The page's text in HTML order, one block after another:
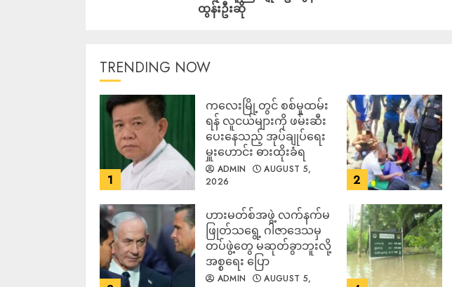
ထွန်းဦးဆို
TRENDING NOW
1
ကလေးမြို့တွင် စစ်မှုထမ်း
ရန် လူငယ်များကို ဖမ်းဆီး
ပေးနေသည့် အုပ်ချုပ်ရေး
မှူးဟောင်း ဓားထိုးခံရ
ADMIN
AUGUST 5,
2026
2
ဟားမတ်စ်အဖွဲ့ လက်နက်မ
ဖြုတ်သရွေ့ ဂါဇာဒေသမှ
တပ်ဖွဲ့တွေ မဆုတ်ခွာဘူးလို့
အစ္စရေး ပြော
ADMIN
AUGUST 5,